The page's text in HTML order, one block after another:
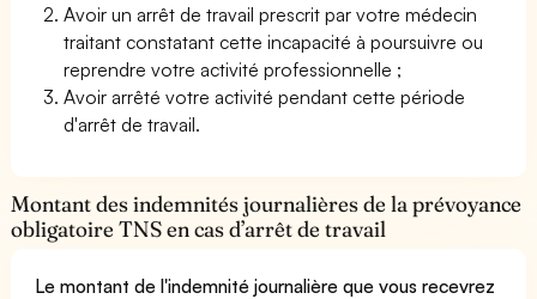
Avoir un arrêt de travail prescrit par votre médecin
traitant constatant cette incapacité à poursuivre ou
reprendre votre activité professionnelle ;
Avoir arrêté votre activité pendant cette période
d'arrêt de travail.
Montant des indemnités journalières de la prévoyance
obligatoire TNS en cas d’arrêt de travail
Le montant de l'indemnité journalière que vous recevrez